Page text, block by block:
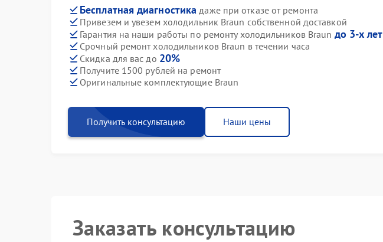
Бесплатная диагностика даже при отказе от ремонта
Привезем и увезем холодильник Braun собственной доставкой
Гарантия на наши работы по ремонту холодильников Braun до 3-х лет
Срочный ремонт холодильников Braun в течении часа
Скидка для вас до 20%
Получите 1500 рублей на ремонт
Оригинальные комплектующие Braun
Получить консультацию Наши цены
Заказать консультацию